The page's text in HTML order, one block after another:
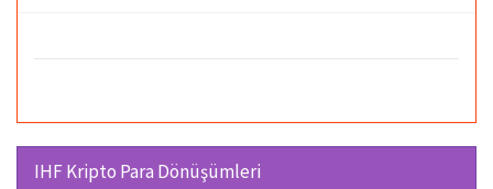
IHF Kripto Para Dönüşümleri